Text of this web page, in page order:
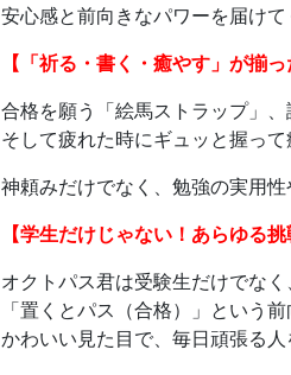
安心感と前向きなパワーを届けて
【「祈る・書く・癒やす」が揃っ
合格を願う「絵馬ストラップ」、
そして疲れた時にギュッと握っ
神頼みだけでなく、勉強の実用
【学生だけじゃない！あらゆる挑
オクトパス君は受験生だけでな
「置くとパス（合格）」という
かわいい見た目で、毎日頑張る人